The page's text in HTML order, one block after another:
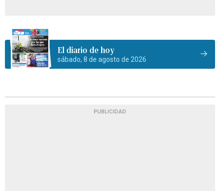
El diario de hoy
sábado, 8 de agosto de 2026
PUBLICIDAD